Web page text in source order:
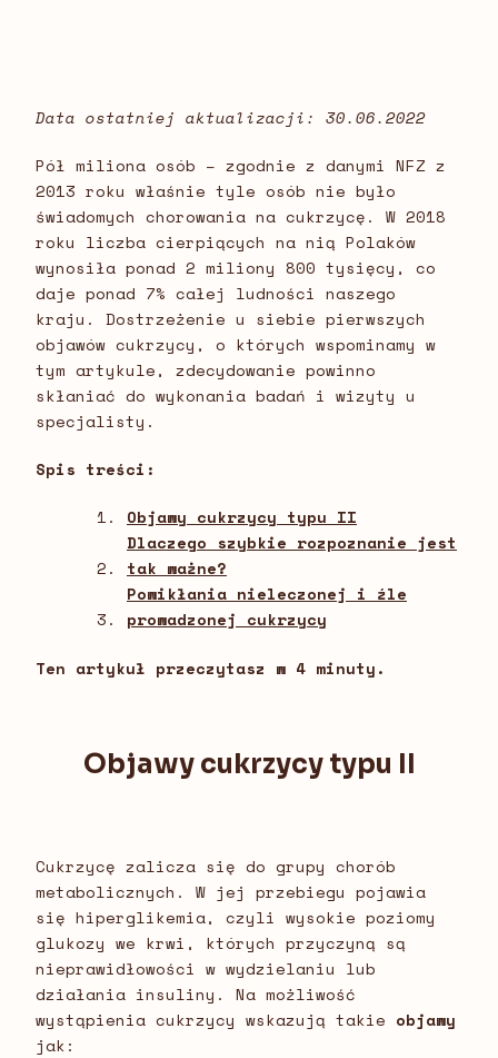
Data ostatniej aktualizacji: 30.06.2022
Pół miliona osób – zgodnie z danymi NFZ z
2013 roku właśnie tyle osób nie było
świadomych chorowania na cukrzycę. W 2018
roku liczba cierpiących na nią Polaków
wynosiła ponad 2 miliony 800 tysięcy, co
daje ponad 7% całej ludności naszego
kraju. Dostrzeżenie u siebie pierwszych
objawów cukrzycy, o których wspominamy w
tym artykule, zdecydowanie powinno
skłaniać do wykonania badań i wizyty u
specjalisty.
Spis treści:
Objawy cukrzycy typu II
Dlaczego szybkie rozpoznanie jest
tak ważne?
Powikłania nieleczonej i źle
prowadzonej cukrzycy
Ten artykuł przeczytasz w 4 minuty.
Objawy cukrzycy typu II
Cukrzycę zalicza się do grupy chorób
metabolicznych. W jej przebiegu pojawia
się hiperglikemia, czyli wysokie poziomy
glukozy we krwi, których przyczyną są
nieprawidłowości w wydzielaniu lub
działania insuliny. Na możliwość
wystąpienia cukrzycy wskazują takie objawy
jak: